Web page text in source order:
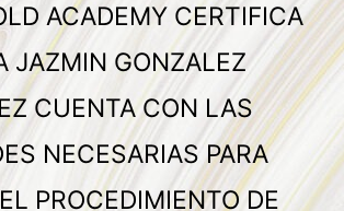
ACADEMY CERTIFICA
JAZMIN GONZALEZ
CUENTA CON LAS
NECESARIAS PARA
PROCEDIMIENTO DE